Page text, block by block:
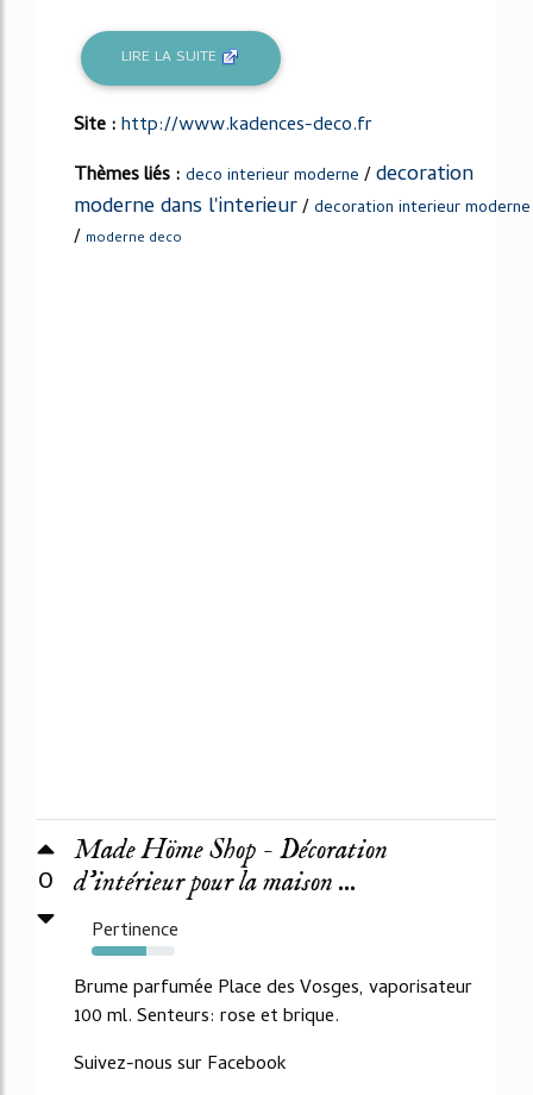
LIRE LA SUITE
Site :http://www.kadences-deco.fr
Thèmes liés : deco interieur moderne /decoration
moderne dans l'interieur/decoration interieur moderne
/ moderne deco
0
Made Höme Shop - Décoration
d'intérieur pour la maison ...
Pertinence
66%
Brume parfumée Place des Vosges, vaporisateur
100 ml. Senteurs: rose et brique.
Suivez-nous sur Facebook